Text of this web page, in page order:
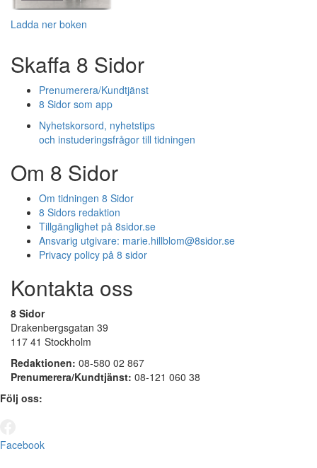
Ladda ner boken
Skaffa 8 Sidor
Prenumerera/Kundtjänst
8 Sidor som app
Nyhetskorsord, nyhetstips
och instuderingsfrågor till tidningen
Om 8 Sidor
Om tidningen 8 Sidor
8 Sidors redaktion
Tillgänglighet på 8sidor.se
Ansvarig utgivare: marie.hillblom@8sidor.se
Privacy policy på 8 sidor
Kontakta oss
8 Sidor
Drakenbergsgatan 39
117 41 Stockholm
Redaktionen: 08-580 02 867
Prenumerera/Kundtjänst: 08-121 060 38
Följ oss:
Facebook